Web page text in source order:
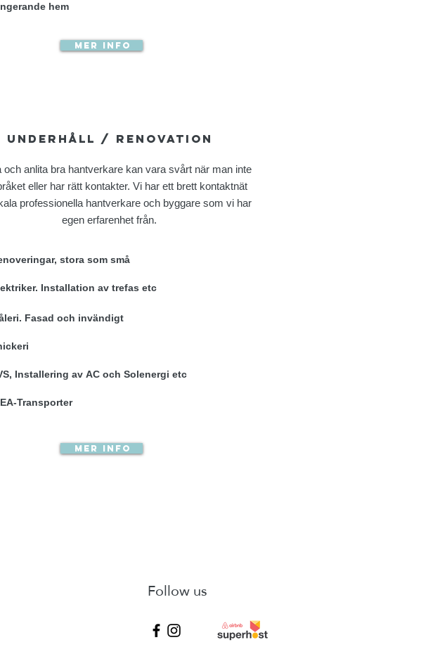
hem
Mer info
underhåll / renovation
och anlita bra hantverkare kan vara svårt när man inte
eller har rätt kontakter. Vi har ett brett kontaktnät
professionella hantverkare och byggare som vi har
egen erfarenhet från.
stora som små
Installation av trefas etc
Fasad och invändigt
Installering av AC och Solenergi etc
Transporter
Mer info
Follow us